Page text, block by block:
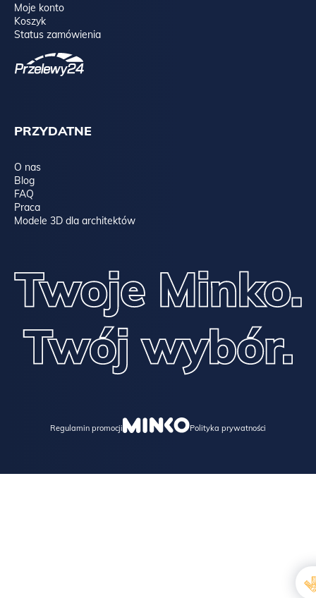
Moje konto
Koszyk
Status zamówienia
PRZYDATNE
O nas
Blog
FAQ
Praca
Modele 3D dla architektów
Regulamin promocji Polityka prywatności